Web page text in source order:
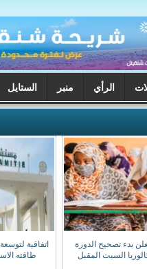
الستايل فن اتصل بنا
اتفاقية لتوسعة مستشفى الصداقة ورفع
طاقته الاستيعابية إلى 200 سرير